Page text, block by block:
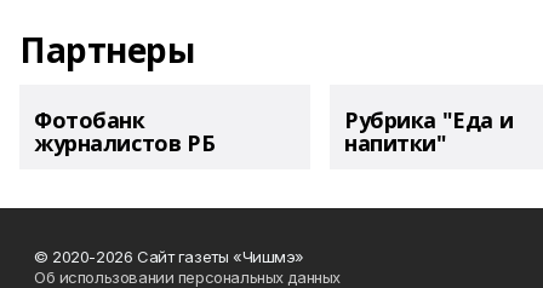
Партнеры
Фотобанк
журналистов РБ
Рубрика "Еда и
напитки"
© 2020-2026 Сайт газеты «Чишмэ»
Об использовании персональных данных